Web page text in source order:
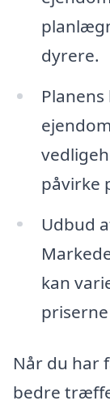
dyrere.
påvirke
Udbud
kan
Når du har
bedre